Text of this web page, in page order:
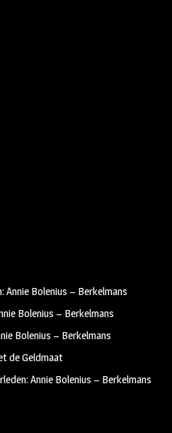
Annie Bolenius – Berkelmans
Bolenius – Berkelmans
Bolenius – Berkelmans
de Geldmaat
Annie Bolenius – Berkelmans